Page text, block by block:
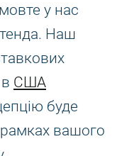
у нас
Наш
США
буде
рамках вашого